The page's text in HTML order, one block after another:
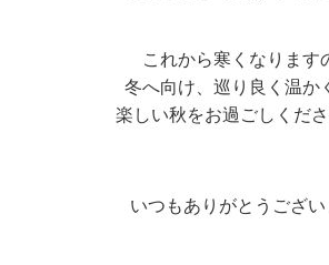
これから寒くなります
冬へ向け、巡り良く温か
楽しい秋をお過ごしくださ
いつもありがとうござ